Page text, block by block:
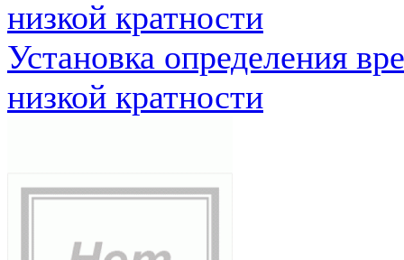
низкой кратности
Установка определения
низкой кратности